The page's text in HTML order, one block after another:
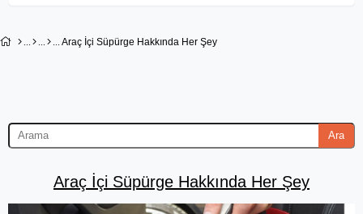
Araç İçi Süpürge Hakkında Her Şey
Ara
Araç İçi Süpürge Hakkında Her Şey